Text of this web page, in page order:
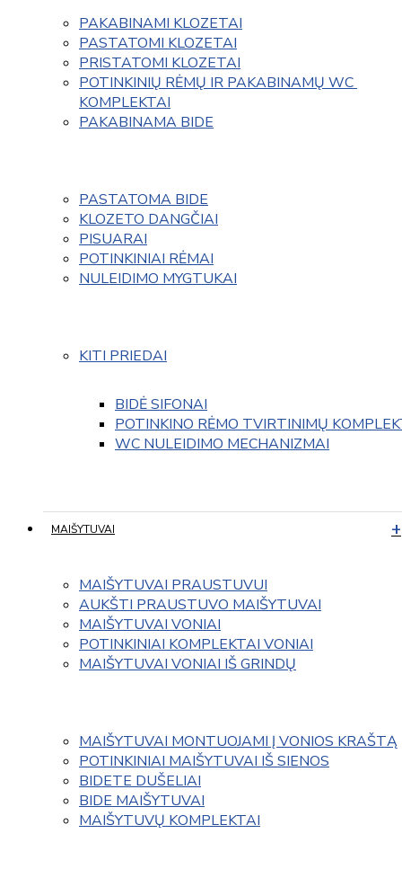
PAKABINAMI KLOZETAI
PASTATOMI KLOZETAI
PRISTATOMI KLOZETAI
POTINKINIŲ RĖMŲ IR PAKABINAMŲ WC
KOMPLEKTAI
PAKABINAMA BIDE
PASTATOMA BIDE
KLOZETO DANGČIAI
PISUARAI
POTINKINIAI RĖMAI
NULEIDIMO MYGTUKAI
KITI PRIEDAI
BIDĖ SIFONAI
POTINKINO RĖMO TVIRTINIMŲ
WC NULEIDIMO MECHANIZMAI
MAIŠYTUVAI
MAIŠYTUVAI PRAUSTUVUI
AUKŠTI PRAUSTUVO MAIŠYTUVAI
MAIŠYTUVAI VONIAI
POTINKINIAI KOMPLEKTAI VONIAI
MAIŠYTUVAI VONIAI IŠ GRINDŲ
MAIŠYTUVAI MONTUOJAMI Į VONIOS KRAŠTĄ
POTINKINIAI MAIŠYTUVAI IŠ SIENOS
BIDETE DUŠELIAI
BIDE MAIŠYTUVAI
MAIŠYTUVŲ KOMPLEKTAI